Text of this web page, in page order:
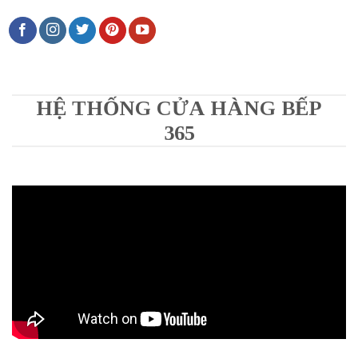
HỆ THỐNG CỬA HÀNG BẾP
365